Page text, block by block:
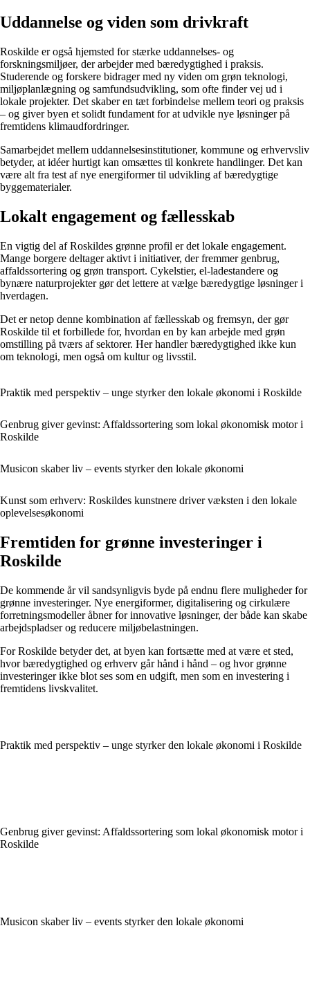
Uddannelse og viden som drivkraft
Roskilde er også hjemsted for stærke uddannelses- og
forskningsmiljøer, der arbejder med bæredygtighed i praksis.
Studerende og forskere bidrager med ny viden om grøn teknologi,
miljøplanlægning og samfundsudvikling, som ofte finder vej ud i
lokale projekter. Det skaber en tæt forbindelse mellem teori og praksis
– og giver byen et solidt fundament for at udvikle nye løsninger på
fremtidens klimaudfordringer.
Samarbejdet mellem uddannelsesinstitutioner, kommune og erhvervsliv
betyder, at idéer hurtigt kan omsættes til konkrete handlinger. Det kan
være alt fra test af nye energiformer til udvikling af bæredygtige
byggematerialer.
Lokalt engagement og fællesskab
En vigtig del af Roskildes grønne profil er det lokale engagement.
Mange borgere deltager aktivt i initiativer, der fremmer genbrug,
affaldssortering og grøn transport. Cykelstier, el-ladestandere og
bynære naturprojekter gør det lettere at vælge bæredygtige løsninger i
hverdagen.
Det er netop denne kombination af fællesskab og fremsyn, der gør
Roskilde til et forbillede for, hvordan en by kan arbejde med grøn
omstilling på tværs af sektorer. Her handler bæredygtighed ikke kun
om teknologi, men også om kultur og livsstil.
Praktik med perspektiv – unge styrker den lokale økonomi i Roskilde
Genbrug giver gevinst: Affaldssortering som lokal økonomisk motor i
Roskilde
Musicon skaber liv – events styrker den lokale økonomi
Kunst som erhverv: Roskildes kunstnere driver væksten i den lokale
oplevelsesøkonomi
Fremtiden for grønne investeringer i
Roskilde
De kommende år vil sandsynligvis byde på endnu flere muligheder for
grønne investeringer. Nye energiformer, digitalisering og cirkulære
forretningsmodeller åbner for innovative løsninger, der både kan skabe
arbejdspladser og reducere miljøbelastningen.
For Roskilde betyder det, at byen kan fortsætte med at være et sted,
hvor bæredygtighed og erhverv går hånd i hånd – og hvor grønne
investeringer ikke blot ses som en udgift, men som en investering i
fremtidens livskvalitet.
Praktik med perspektiv – unge styrker den lokale økonomi i Roskilde
Genbrug giver gevinst: Affaldssortering som lokal økonomisk motor i
Roskilde
Musicon skaber liv – events styrker den lokale økonomi